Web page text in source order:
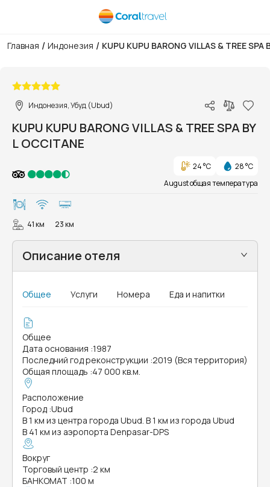
Главная / Индонезия / KUPU KUPU BARONG VILLAS & TREE SPA
Индонезия, Убуд (Ubud)
KUPU KUPU BARONG VILLAS & TREE SPA BY
L OCCITANE
24 °C
28 °C
August общая температура
41 км 23 км
Описание отеля
Общее Услуги Номера Еда и напитки
Общее
Дата основания :1987
Последний год реконструкции :2019 (Вся территория)
Общая площадь :47 000 кв.м.
Расположение
Город :Ubud
В 1 км из центра города Ubud. В 1 км из города Ubud
В 41 км из аэропорта Denpasar-DPS
Вокруг
Торговый центр :2 км
БАНКОМАТ :100 м